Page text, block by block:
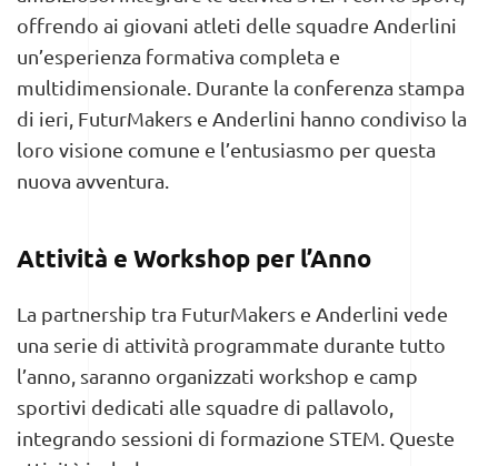
offrendo ai giovani atleti delle squadre Anderlini
un’esperienza formativa completa e
multidimensionale. Durante la conferenza stampa
di ieri, FuturMakers e Anderlini hanno condiviso la
loro visione comune e l’entusiasmo per questa
nuova avventura.
Attività e Workshop per l’Anno
La partnership tra FuturMakers e Anderlini vede
una serie di attività programmate durante tutto
l’anno, saranno organizzati workshop e camp
sportivi dedicati alle squadre di pallavolo,
integrando sessioni di formazione STEM. Queste